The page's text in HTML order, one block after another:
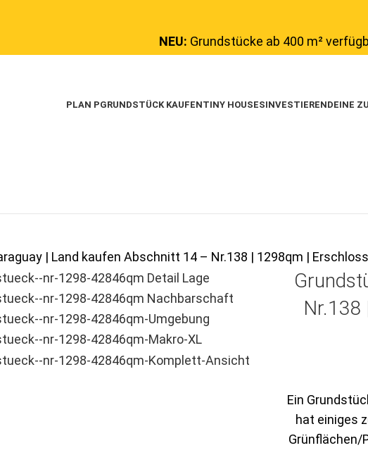
NEU: Grundstücke ab 400 m²
PLAN PGRUNDSTÜCK KAUFENTINY HOUSESINVESTIERENDEINE
| Land kaufen Abschnitt 14 – Nr.138 | 1298qm |
Nr.138
Ein
hat einiges
Grünflächen/